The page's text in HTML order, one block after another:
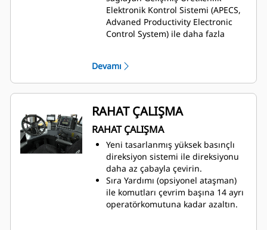
Elektronik Kontrol Sistemi (APECS,
Advaned Productivity Electronic
Control System) ile daha fazla
en yüksek hızı ayarlayın; makine,
motor ve şanzıman için en uygun
vitesi bularak düşük hızla ilerlenen
alanlarda daha az yakıt
kullanılmasını sağlar.
Makine Hız Sınırı özelliği, Üst Vites
Seçiminin yerini alır.
Otomatik Durdurma, daha soğuk
iklimlerde çalışırken şanzımanın
makine çalıştırıldığında hızla
çalışma sıcaklığına getirilmesine
yardımcı olur.
Kazıyıcılara yönelik Cat Payload,
Devamı
RAHAT ÇALIŞMA
RAHAT ÇALIŞMA
Yeni tasarlanmış yüksek basınçlı
direksiyon sistemi ile direksiyonu
daha az çabayla çevirin.
Sıra Yardımı (opsiyonel ataşman)
ile komutları çevrim başına 14 ayrı
operatörkomutuna kadar azaltın.